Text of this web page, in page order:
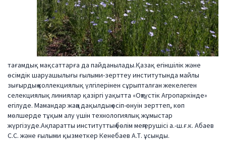
тағамдық мақсаттарға да пайданылады.Қазақ егіншілік және
өсімдік шаруашылығы ғылыми-зерттеу институтында майлы
зығырдың коллекциялық үлгілерінен сұрыпталған жекелеген
селекциялық линиялар қазіргі уақытта «Оңтүстік Агропаркінде»
егілуде. Мамандар жаңа дақылдың өсіп-өнуін зерттеп, көп
мөлшерде тұқым алу үшін технологиялық жұмыстар
жүргізуде.Ақпаратты институттың бөлім меңгерушісі а.-ш.ғ.к. Абаев
С.С. және ғылыми қызметкер Кенебаев А.Т. ұсынды.